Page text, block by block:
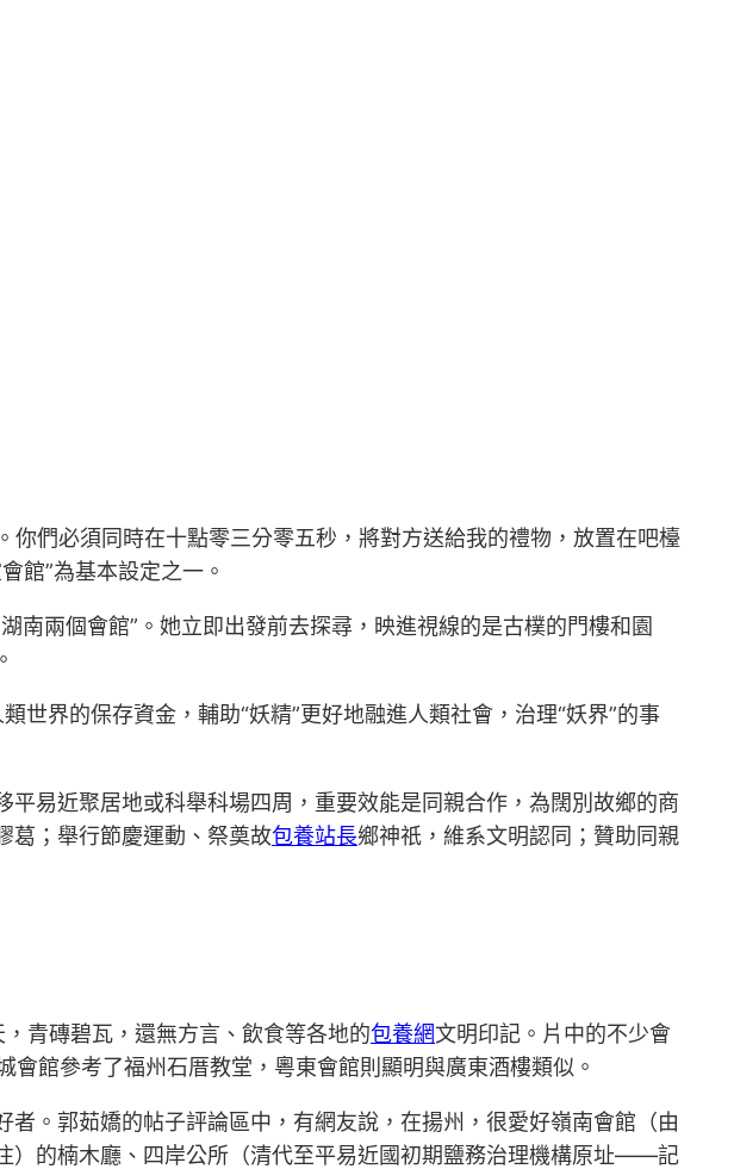
們必須同時在十點零三分零五秒，將對方送給我的禮物，放置在吧檯
館”為基本設定之一。
南兩個會館”。她立即出發前去探尋，映進視線的是古樸的門樓和園
世界的保存資金，輔助“妖精”更好地融進人類社會，治理“妖界”的事
易近聚居地或科舉科場四周，重要效能是同親合作，為闊別故鄉的商
葛；舉行節慶運動、祭奠故包養站長鄉神祇，維系文明認同；贊助同親
青磚碧瓦，還無方言、飲食等各地的包養網文明印記。片中的不少會
館參考了福州石厝教堂，粵東會館則顯明與廣東酒樓類似。
。郭茹嬌的帖子評論區中，有網友說，在揚州，很愛好嶺南會館（由
的楠木廳、四岸公所（清代至平易近國初期鹽務治理機構原址——記